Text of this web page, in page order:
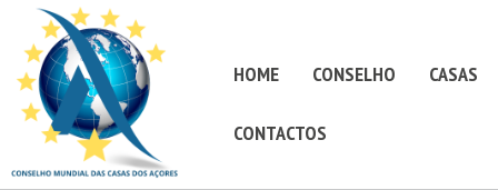
HOME CONSELHO CASAS
CONTACTOS